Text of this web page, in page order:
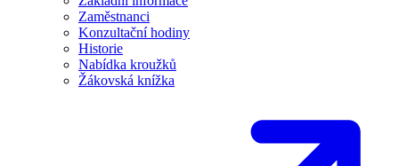
Zaměstnanci
Konzultační hodiny
Historie
Nabídka kroužků
Žákovská knížka